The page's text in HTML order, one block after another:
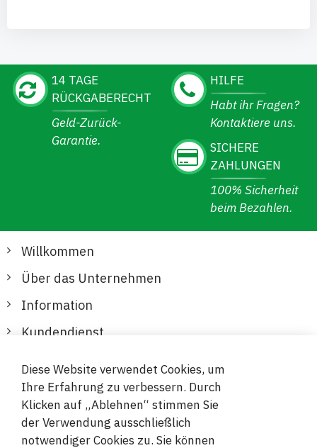
14 TAGE
RÜCKGABERECHT
Geld-Zurück-
Garantie.
HILFE
Habt ihr Fragen?
Kontaktiere uns.
SICHERE
ZAHLUNGEN
100% Sicherheit
beim Bezahlen.
Willkommen
Über das Unternehmen
Information
Kundendienst
Sichere und bequeme Zahlungen
Diese Website verwendet Cookies, um
Ihre Erfahrung zu verbessern. Durch
Klicken auf „Ablehnen“ stimmen Sie
der Verwendung ausschließlich
notwendiger Cookies zu. Sie können